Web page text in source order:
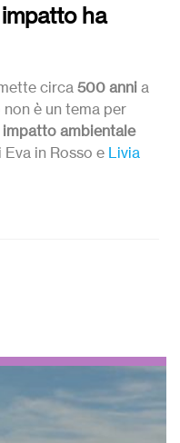
ha
circa500 anni a
è un tema per
impatto ambientale
Eva in Rosso e Livia